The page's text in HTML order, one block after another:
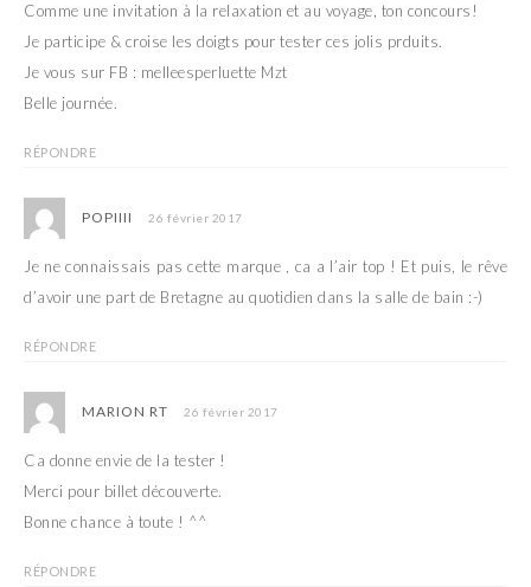
Comme une invitation à la relaxation et au voyage, ton concours!
Je participe & croise les doigts pour tester ces jolis prduits.
Je vous sur FB : melleesperluette Mzt
Belle journée.
RÉPONDRE
POPIIII 26 février 2017
Je ne connaissais pas cette marque , ca a l’air top ! Et puis, le rêve
d’avoir une part de Bretagne au quotidien dans la salle de bain :-)
RÉPONDRE
MARION RT 26 février 2017
Ca donne envie de la tester !
Merci pour billet découverte.
Bonne chance à toute ! ^^
RÉPONDRE